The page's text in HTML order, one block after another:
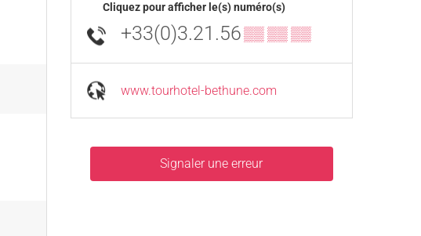
Cliquez pour afficher le(s) numéro(s)
+33(0)3.21.56▒▒ ▒▒ ▒▒
www.tourhotel-bethune.com
Signaler une erreur